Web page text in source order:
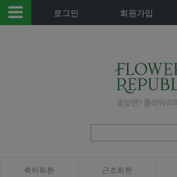
로그인 회원가입
축하화환 근조화환